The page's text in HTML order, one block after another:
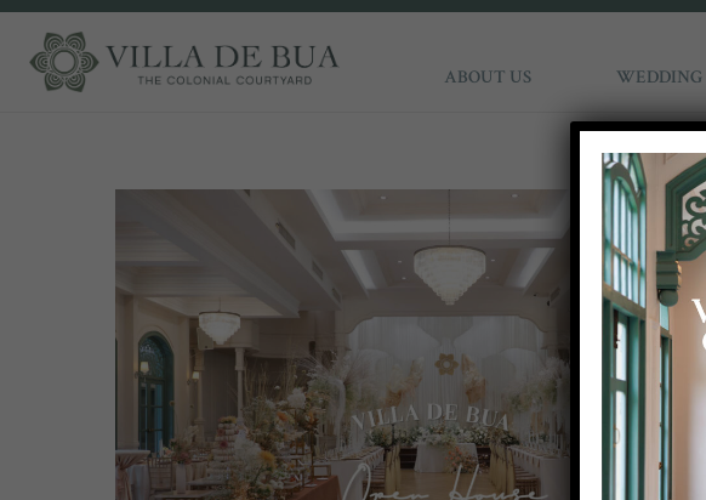
ABOUT US WEDDING